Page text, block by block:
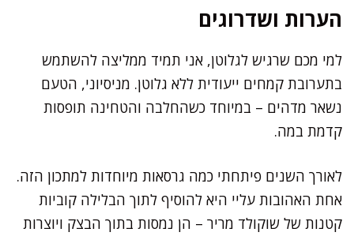
הערות ושדרוגים
למי מכם שרגיש לגלוטן, אני תמיד ממליצה להשתמש
בתערובת קמחים ייעודית ללא גלוטן. מניסיוני, הטעם
נשאר מדהים – במיוחד כשהחלבה והטחינה תופסות
קדמת במה.
לאורך השנים פיתחתי כמה גרסאות מיוחדות למתכון הזה.
אחת האהובות עליי היא להוסיף לתוך הבלילה קוביות
קטנות של שוקולד מריר – הן נמסות בתוך הבצק ויוצרות